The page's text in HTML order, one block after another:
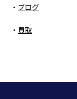
ブログ
買取